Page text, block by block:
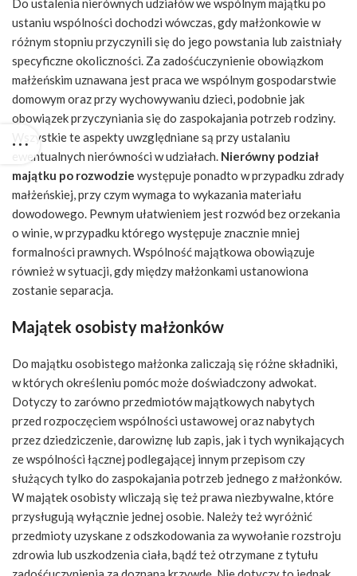
ustaniu wspólności dochodzi wówczas, gdy małżonkowie w
różnym stopniu przyczynili się do jego powstania lub zaistniały
specyficzne okoliczności. Za zadośćuczynienie obowiązkom
małżeńskim uznawana jest praca we wspólnym gospodarstwie
domowym oraz przy wychowywaniu dzieci, podobnie jak
obowiązek przyczyniania się do zaspokajania potrzeb rodziny.
Wszystkie te aspekty uwzględniane są przy ustalaniu
ewentualnych nierówności w udziałach. Nierówny podział
majątku po rozwodzie występuje ponadto w przypadku zdrady
małżeńskiej, przy czym wymaga to wykazania materiału
dowodowego. Pewnym ułatwieniem jest rozwód bez orzekania
o winie, w przypadku którego występuje znacznie mniej
formalności prawnych. Wspólność majątkowa obowiązuje
również w sytuacji, gdy między małżonkami ustanowiona
zostanie separacja.
Majątek osobisty małżonków
Do majątku osobistego małżonka zaliczają się różne składniki,
w których określeniu pomóc może doświadczony adwokat.
Dotyczy to zarówno przedmiotów majątkowych nabytych
przed rozpoczęciem wspólności ustawowej oraz nabytych
przez dziedziczenie, darowiznę lub zapis, jak i tych wynikających
ze wspólności łącznej podlegającej innym przepisom czy
służących tylko do zaspokajania potrzeb jednego z małżonków.
W majątek osobisty wliczają się też prawa niezbywalne, które
przysługują wyłącznie jednej osobie. Należy też wyróżnić
przedmioty uzyskane z odszkodowania za wywołanie rozstroju
zdrowia lub uszkodzenia ciała, bądź też otrzymane z tytułu